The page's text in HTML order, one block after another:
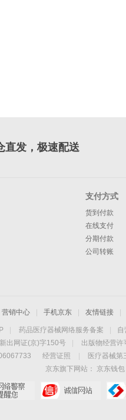
直发，极速配送
支付方式
货到付款
在线支付
分期付款
公司转账
营销中心 手机京东 友情链接
药品医疗器械网络服务备案 自
出网证(京)字150号
出版物经营许
经营证照 医疗器械
京东旗下网站：
京东钱包